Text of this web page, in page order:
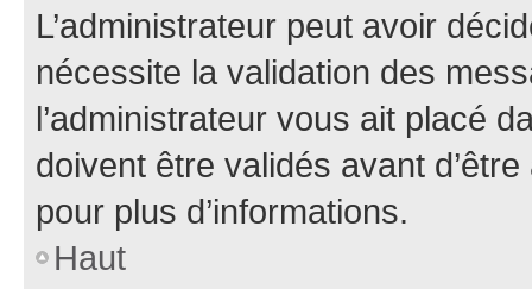
L’administrateur peut avoir
nécessite la validation des
l’administrateur vous ait placé
doivent être validés avant
pour plus d’informations.
Haut